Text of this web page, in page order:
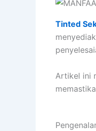
Tinted
Artikel ini